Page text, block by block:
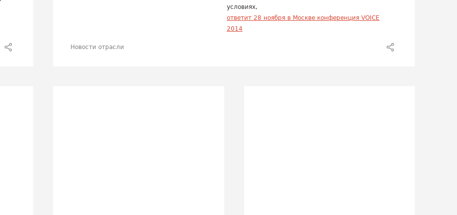
условиях,
ответит 28 ноября в Москве конференция VOICE
2014
Новости отрасли